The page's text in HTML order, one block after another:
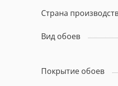
Страна
Вид обоев
Покрытие обоев